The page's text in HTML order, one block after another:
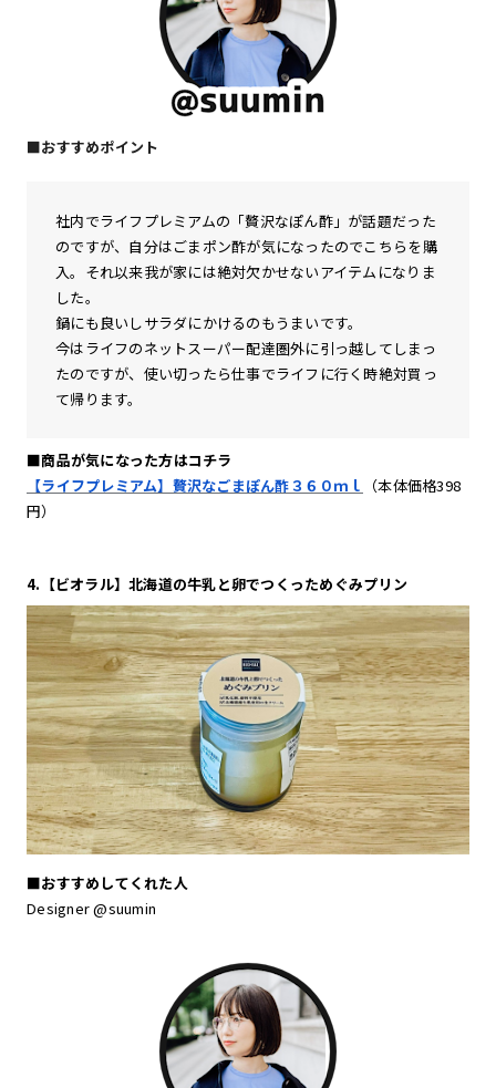
■おすすめポイント
社内でライフプレミアムの「贅沢なぽん酢」が話題だった
のですが、自分はごまポン酢が気になったのでこちらを購
入。それ以来我が家には絶対欠かせないアイテムになりま
した。
鍋にも良いしサラダにかけるのもうまいです。
今はライフのネットスーパー配達圏外に引っ越してしまっ
たのですが、使い切ったら仕事でライフに行く時絶対買っ
て帰ります。
■商品が気になった方はコチラ
【ライフプレミアム】贅沢なごまぽん酢３６０ｍｌ
（本体価格398
円）
4.【ビオラル】北海道の牛乳と卵でつくっためぐみプリン
■おすすめしてくれた人
Designer @suumin